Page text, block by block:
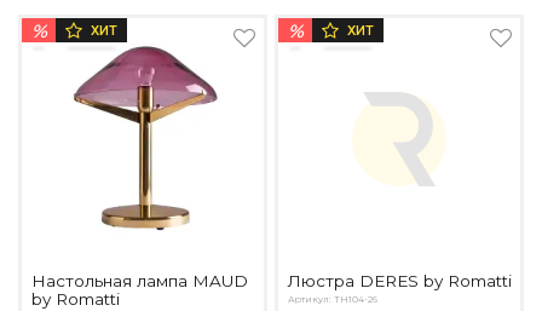
% ХИТ
Настольная лампа MAUD
by Romatti
% ХИТ
Люстра DERES by Romatti
Артикул: TH104-26